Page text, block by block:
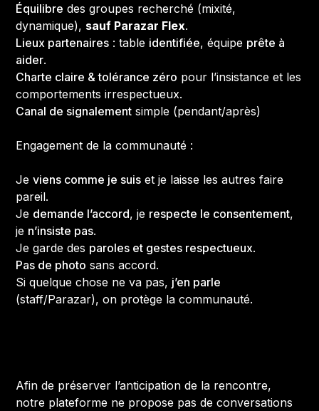
Équilibre des groupes recherché (mixité,
dynamique), sauf Parazar Flex.
Lieux partenaires : table identifiée, équipe prête à
aider.
Charte claire & tolérance zéro pour l’insistance et les
comportements irrespectueux.
Canal de signalement simple (pendant/après)
Engagement de la communauté :
Jeviens comme je suis et je laisse les autres faire
pareil.
Je demande l’accord, je respecte le consentement,
je n’insiste pas.
Je garde des paroles et gestes respectueux.
Pas de photo sans accord.
Si quelque chose ne va pas, j’en parle
(staff/Parazar), on protège la communauté.
Afin de préserver l’anticipation de la rencontre,
notre plateforme ne propose pas de conversations